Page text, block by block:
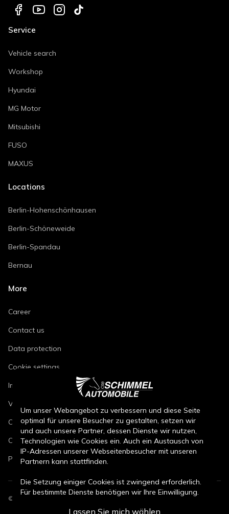
Service
Vehicle search
Workshop
Hyundai
MG Motor
Mitsubishi
FUSO
MAXUS
Locations
Berlin-Hohenschönhausen
Berlin-Schöneweide
Berlin-Spandau
Bernau
More
Career
Contact us
Data protection
Cookie settings
Imprint
Vehicle repair conditions
Conditions of sale for new cars
Conditions of sale for used cars
Parts sales conditions
© CSB Schimmel Automobile GmbH. All rights reserved.
Um unser Webangebot zu verbessern und diese Seite
optimal für unsere Besucher zu gestalten, setzen wir
und auch unsere Partner, dessen Dienste wir nutzen,
Technologien wie Cookies ein. Auch ein Austausch von
IP-Adressen unserer Webseitenbesucher mit unseren
Partnern kann stattfinden.
Die Setzung einiger Cookies ist zwingend erforderlich.
Für bestimmte Dienste benötigen wir Ihre Einwilligung.
Lassen Sie mich wählen